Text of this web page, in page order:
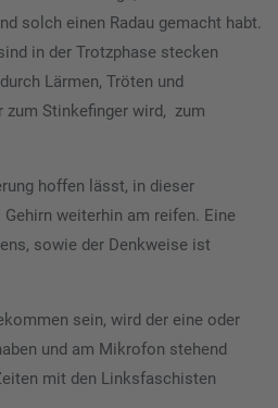
solch einen Radau gemacht habt.
in der Trotzphase stecken
Lärmen, Tröten und
zum Stinkefinger wird, zum
hoffen lässt, in dieser
weiterhin am reifen. Eine
sowie der Denkweise ist
sein, wird der eine oder
und am Mikrofon stehend
mit den Linksfaschisten